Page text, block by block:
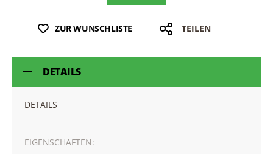
ZUR WUNSCHLISTE TEILEN
DETAILS
DETAILS
EIGENSCHAFTEN: